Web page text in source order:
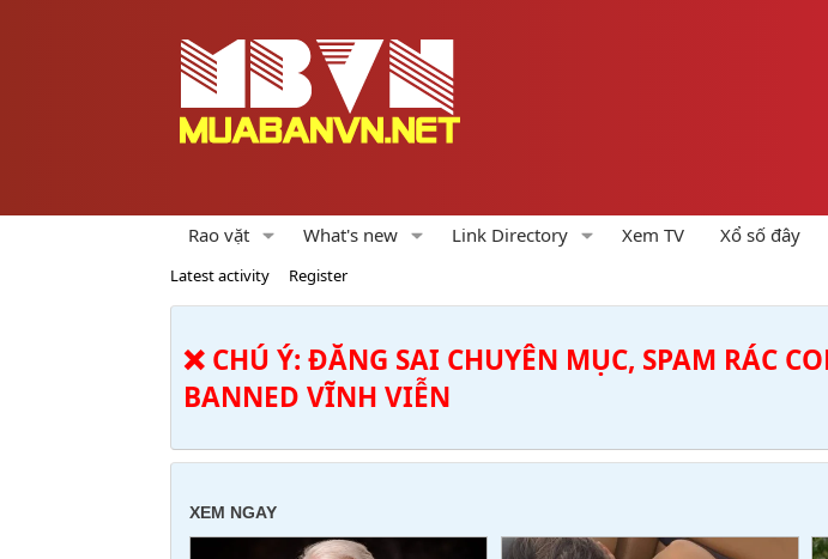
Rao vặt What's new Link Directory Xem TV Xổ số đây
Latest activity Register
❌ CHÚ Ý: ĐĂNG SAI CHUYÊN MỤC, SPAM RÁC
BANNED VĨNH VIỄN